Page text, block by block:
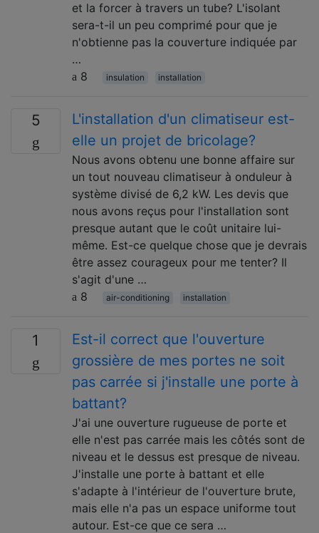
et la forcer à travers un tube? L'isolant
sera-t-il un peu comprimé pour que je
n'obtienne pas la couverture indiquée par
…
8
insulation installation
5
L'installation d'un climatiseur est-
elle un projet de bricolage?
Nous avons obtenu une bonne affaire sur
un tout nouveau climatiseur à onduleur à
système divisé de 6,2 kW. Les devis que
nous avons reçus pour l'installation sont
presque autant que le coût unitaire lui-
même. Est-ce quelque chose que je devrais
être assez courageux pour me tenter? Il
s'agit d'une …
8
air-conditioning installation
1
Est-il correct que l'ouverture
grossière de mes portes ne soit
pas carrée si j'installe une porte à
battant?
J'ai une ouverture rugueuse de porte et
elle n'est pas carrée mais les côtés sont de
niveau et le dessus est presque de niveau.
J'installe une porte à battant et elle
s'adapte à l'intérieur de l'ouverture brute,
mais elle n'a pas un espace uniforme tout
autour. Est-ce que ce sera …